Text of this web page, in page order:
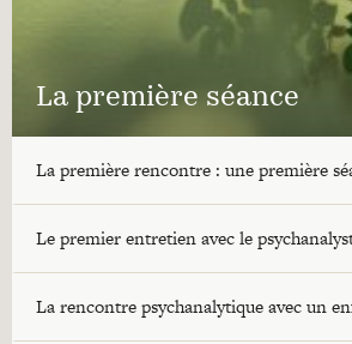
La première séance
La première rencontre : une première
Le premier entretien avec le
La rencontre psychanalytique avec un